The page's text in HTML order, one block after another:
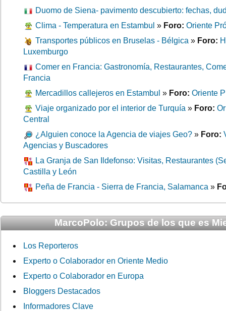
Duomo de Siena- pavimento descubierto: fechas,
Clima - Temperatura en Estambul » Foro: Oriente
Transportes públicos en Bruselas - Bélgica » Foro:
Luxemburgo
Comer en Francia: Gastronomía, Restaurantes,
Francia
Mercadillos callejeros en Estambul » Foro: Oriente
Viaje organizado por el interior de Turquía » Foro:
Central
¿Alguien conoce la Agencia de viajes Geo? » Foro:
Agencias y Buscadores
La Granja de San Ildefonso: Visitas, Restaurantes
Castilla y León
Peña de Francia - Sierra de Francia, Salamanca »
MarcoPolo: Grupos de los que es
Los Reporteros
Experto o Colaborador en Oriente Medio
Experto o Colaborador en Europa
Bloggers Destacados
Informadores Clave